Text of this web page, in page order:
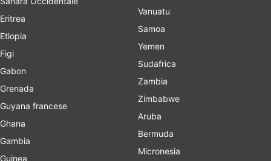
Eritrea
Etiopia
Figi
Gabon
Grenada
Guyana francese
Ghana
Gambia
Guinea
Vanuatu
Samoa
Yemen
Sudafrica
Zambia
Zimbabwe
Aruba
Bermuda
Micronesia